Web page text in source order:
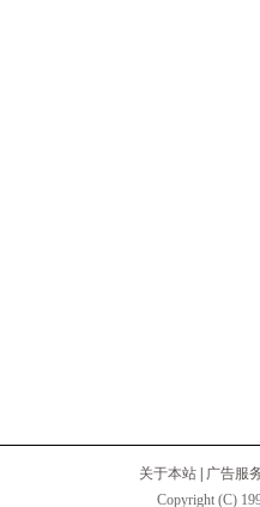
关于本站
广告服
Copyright (C)